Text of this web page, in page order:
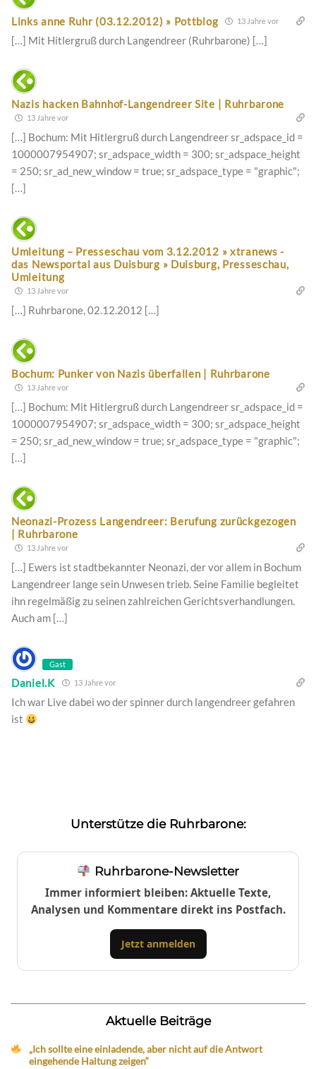
Links anne Ruhr (03.12.2012) » Pottblog 13 Jahre vor
[…] Mit Hitlergruß durch Langendreer (Ruhrbarone) […]
Nazis hacken Bahnhof-Langendreer Site | Ruhrbarone
13 Jahre vor
[…] Bochum: Mit Hitlergruß durch Langendreer sr_adspace_id =
1000007954907; sr_adspace_width = 300; sr_adspace_height
= 250; sr_ad_new_window = true; sr_adspace_type = "graphic";
[…]
Umleitung – Presseschau vom 3.12.2012 » xtranews -
das Newsportal aus Duisburg » Duisburg, Presseschau,
Umleitung
13 Jahre vor
[…] Ruhrbarone, 02.12.2012 […]
Bochum: Punker von Nazis überfallen | Ruhrbarone
13 Jahre vor
[…] Bochum: Mit Hitlergruß durch Langendreer sr_adspace_id =
1000007954907; sr_adspace_width = 300; sr_adspace_height
= 250; sr_ad_new_window = true; sr_adspace_type = "graphic";
[…]
Neonazi-Prozess Langendreer: Berufung zurückgezogen
| Ruhrbarone
13 Jahre vor
[…] Ewers ist stadtbekannter Neonazi, der vor allem in Bochum
Langendreer lange sein Unwesen trieb. Seine Familie begleitet
ihn regelmäßig zu seinen zahlreichen Gerichtsverhandlungen.
Auch am […]
Gast
Daniel.K 13 Jahre vor
Ich war Live dabei wo der spinner durch langendreer gefahren
ist
Unterstütze die Ruhrbarone:
Ruhrbarone-Newsletter
Immer informiert bleiben: Aktuelle Texte,
Analysen und Kommentare direkt ins Postfach.
Jetzt anmelden
Aktuelle Beiträge
„Ich sollte eine einladende, aber nicht auf die Antwort
eingehende Haltung zeigen“